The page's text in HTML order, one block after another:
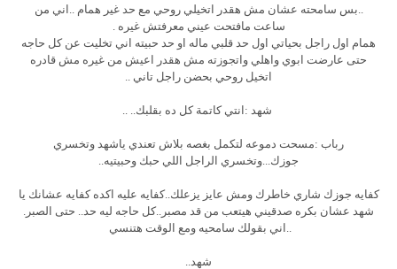
..بس سامحته عشان مش هقدر اتخيلي روحي مع حد غير همام ..اني من
ساعت مافتحت عيني معرفتش غيره .
همام اول راجل بحياتي اول حد قلبي ماله او حد حبيته اني تخليت عن كل حاجه
حتى عارضت ابوي واهلي واتجوزته مش هقدر اعيش من غيره مش قادره
اتخيل روحي بحضن راجل تاني ..
شهد :انتي كاتمة كل ده بقلبك.. ..
رباب :مسحت دموعه لتكمل بغصه بلاش تعندي ياشهد وتخسري
جوزك...وتخسري الراجل اللي حبك وحبيتيه..
كفايه جوزك شاري خاطرك ومش عايز يزعلك..كفايه عليه اكده كفايه عشانك يا
شهد عشان بكره صدقيني هيتعب من قد مصبر..كل حاجه ليه حد.. حتى الصبر.
..اني بقولك سامحيه ومع الوقت هتنسي
شهد..